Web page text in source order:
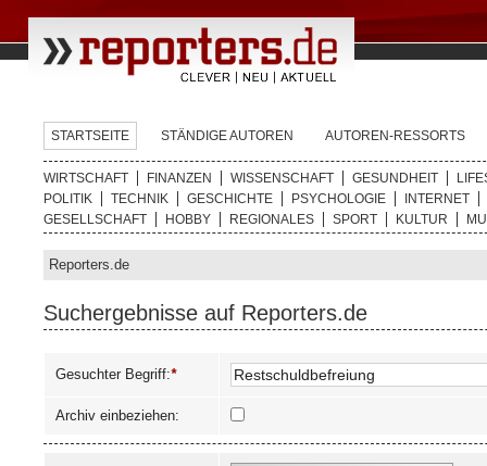
STARTSEITE STÄNDIGE AUTOREN AUTOREN-RESSORTS
WIRTSCHAFT FINANZEN WISSENSCHAFT GESUNDHEIT
POLITIK
TECHNIK GESCHICHTE PSYCHOLOGIE
INTERNET
GESELLSCHAFT
HOBBY REGIONALES SPORT KULTUR
Reporters.de
Suchergebnisse auf Reporters.de
Gesuchter Begriff:*
Archiv einbeziehen: